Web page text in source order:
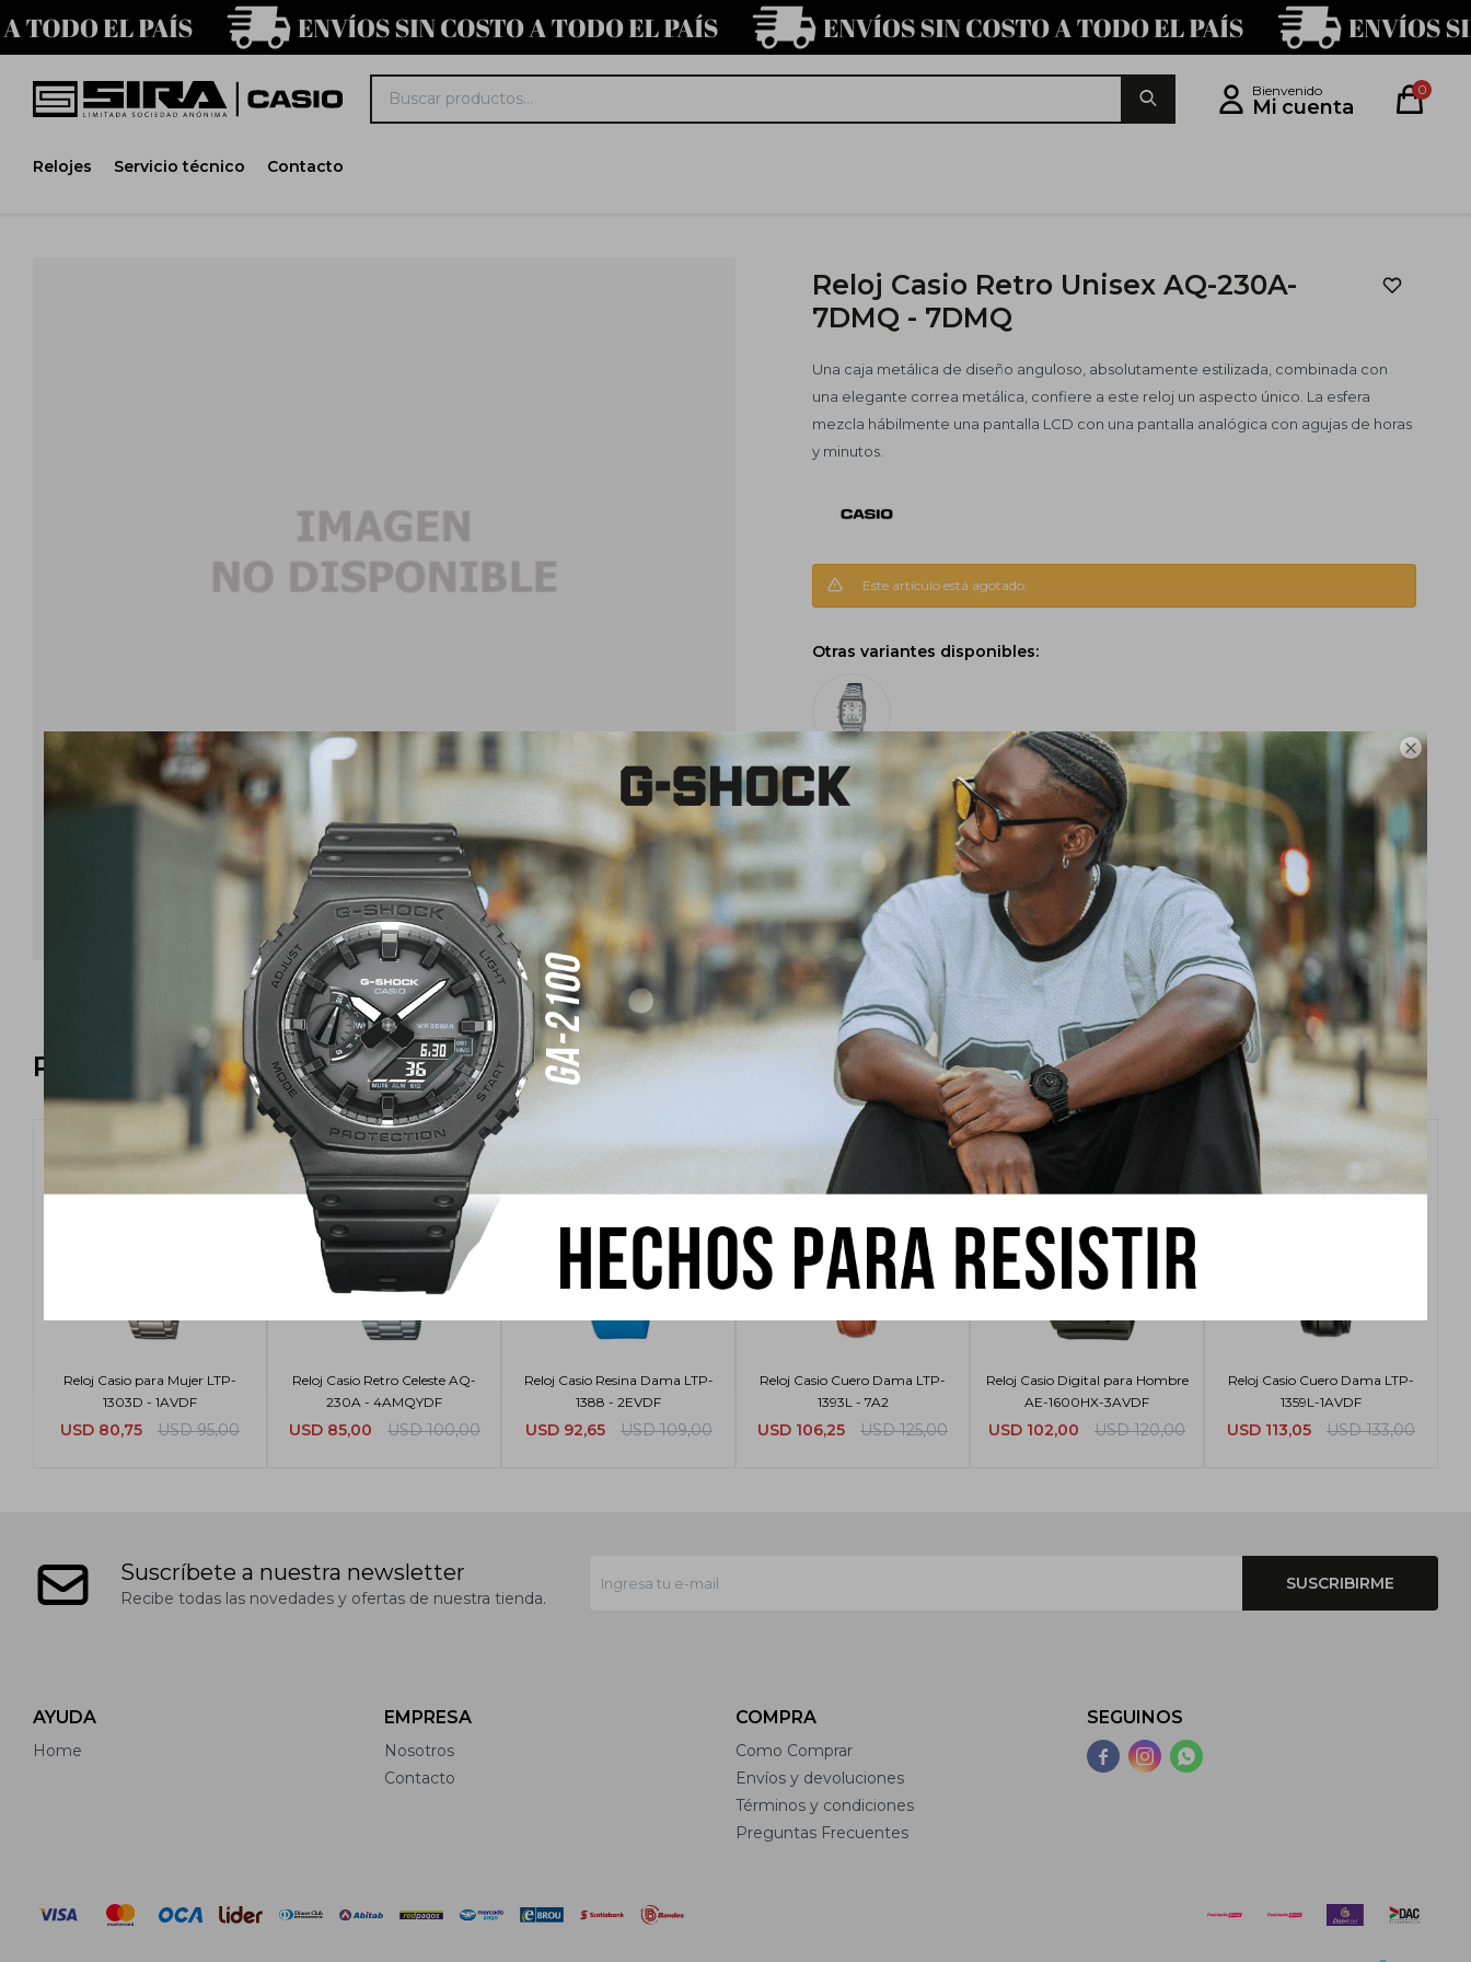

Relojes Servicio técnico Contacto
0
Reloj Casio Retro Unisex AQ-230A-
7DMQ - 7DMQ
Una caja metálica de diseño anguloso, absolutamente estilizada, combinada con
una elegante correa metálica, confiere a este reloj un aspecto único. La esfera
mezcla hábilmente una pantalla LCD con una pantalla analógica con agujas de horas
y minutos.
Este artículo está agotado.
Otras variantes disponibles:
Productos que te pueden interesar
Reloj Casio para Mujer LTP-
1303D - 1AVDF
USD 80,75 USD 95,00
Reloj Casio Retro Celeste AQ-
230A - 4AMQYDF
USD 85,00 USD 100,00
Reloj Casio Resina Dama LTP-
1388 - 2EVDF
USD 92,65 USD 109,00
Reloj Casio Cuero Dama LTP-
1393L - 7A2
USD 106,25 USD 125,00
Reloj Casio Digital para Hombre
AE-1600HX-3AVDF
USD 102,00 USD 120,00
Reloj Casio Cuero Dama LTP-
1359L-1AVDF
USD 113,05 USD 133,00
Suscríbete a nuestra newsletter
Recibe todas las novedades y ofertas de nuestra tienda.
SUSCRIBIRME
AYUDA
Home
EMPRESA
Nosotros
Contacto
COMPRA
Como Comprar
Envíos y devoluciones
Términos y condiciones
Preguntas Frecuentes
SEGUINOS
  